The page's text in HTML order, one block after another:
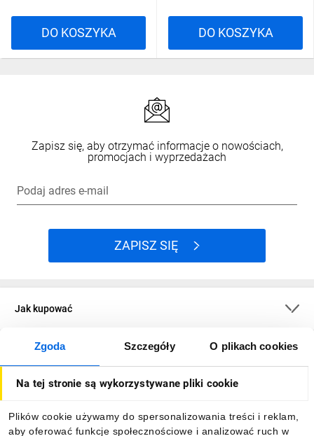
Zgoda Szczegóły O plikach cookies
Na tej stronie są wykorzystywane pliki cookie
Plików cookie używamy do spersonalizowania treści i reklam,
aby oferować funkcje społecznościowe i analizować ruch w
DO KOSZYKA DO KOSZYKA
Zapisz się, aby otrzymać informacje o nowościach,
promocjach i wyprzedażach
Podaj adres e-mail
ZAPISZ SIĘ
Jak kupować
O firmie